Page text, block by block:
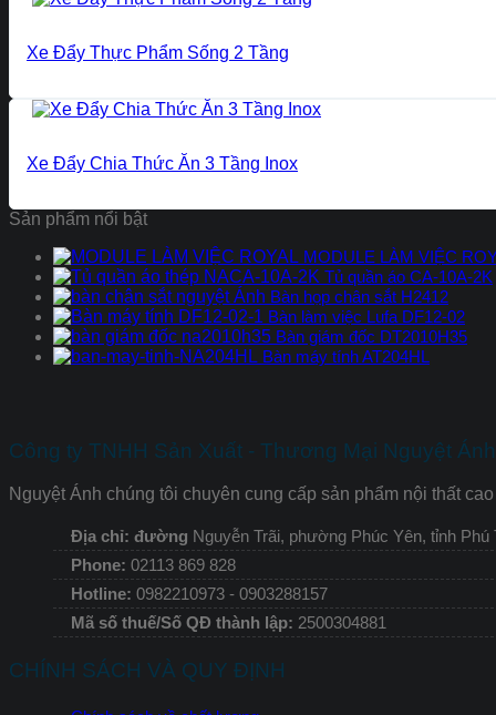
Xe Đẩy Thực Phẩm Sống 2 Tầng
Xe Đẩy Chia Thức Ăn 3 Tầng Inox
Sản phẩm nổi bật
MODULE LÀM VIỆC
Tủ quần áo CA-10A-2K
Bàn họp chân sắt H2412
Bàn làm việc Lufa DF12-02
Bàn giám đốc DT2010H35
Bàn máy tính AT204HL
Công ty TNHH Sản Xuất - Thương Mại Nguyệt
Nguyệt Ánh chúng tôi chuyên cung cấp sản phẩm nội thất
Địa chỉ: đường Nguyễn Trãi, phường Phúc Yên, tỉnh Phú
Phone: 02113 869 828
Hotline: 0982210973 - 0903288157
Mã số thuế/Số QĐ thành lập: 2500304881
CHÍNH SÁCH VÀ QUY ĐỊNH